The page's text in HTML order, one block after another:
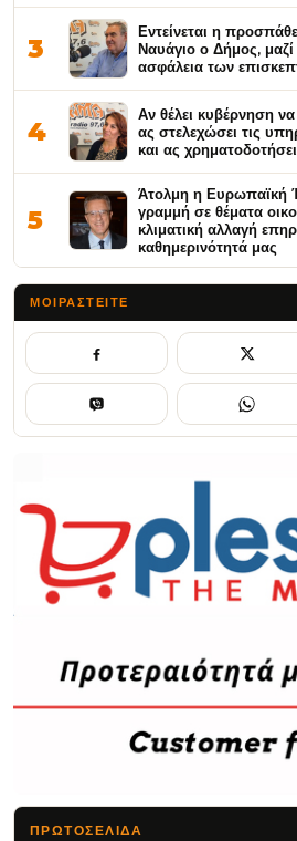
3
Εντείνεται η
Ναυάγιο ο Δήμος, μαζί
ασφάλεια των
4
Αν θέλει κυβέρνηση
ας στελεχώσει τις
και ας
5
Άτολμη η Ευρωπαϊκή
γραμμή σε θέματα
κλιματική αλλαγή
καθημερινότητά μας
ΜΟΙΡΑΣΤΕΊΤΕ
ΠΡΩΤΟΣΈΛΙΔΑ